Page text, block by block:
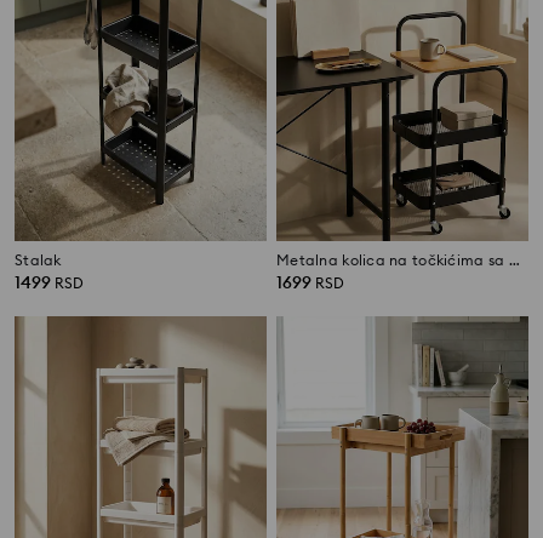
Stalak
1499 RSD
Metalna kolica na točkićima sa pločom i policama
1699 RSD